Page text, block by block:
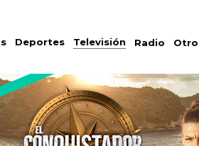
Deportes Televisión Radio